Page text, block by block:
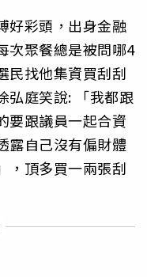
好彩頭，出身金融
次聚餐總是被問哪4
民找他集資買刮刮
弘庭笑說: 「我都跟
要跟議員一起合資
露自己沒有偏財體
，頂多買一兩張刮